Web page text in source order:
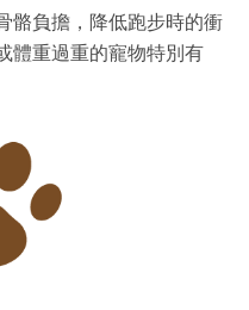
骼負擔，降低跑步時的衝
體重過重的寵物特別有